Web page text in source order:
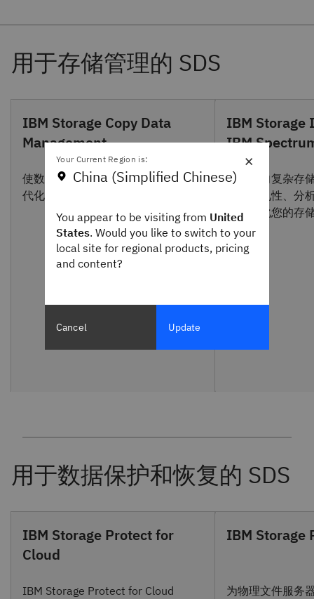
IBM Storage Copy Data
Management
使数据中心副本管理流程实现现
代化、简化和自动化
IBM Storage
IBM
提供面向复杂存
比的可见性、分
控，优化您的存
IBM Storage Protect for
Cloud
IBM Storage Protect for Cloud
IBM Storage
为物理文件服务
×
Your Current Region is:
China (Simplified Chinese)
You appear to be visiting from United
States. Would you like to switch to your
local site for regional products, pricing
and content?
Cancel Update